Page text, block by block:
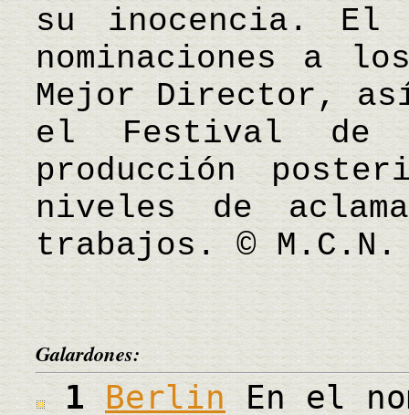
su inocencia. El
nominaciones a
Mejor Director, así
el Festival de
producción
niveles de
trabajos. © M.C.N.
Galardones:
1BerlinEn el